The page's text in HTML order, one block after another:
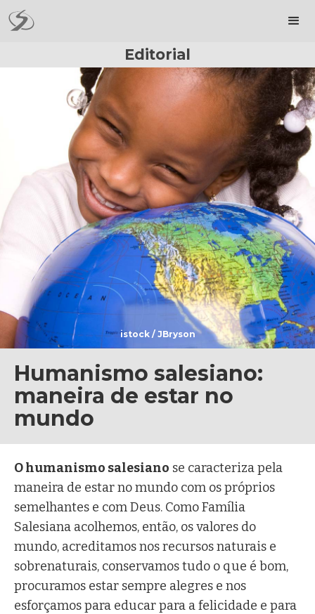
Editorial
istock / JBryson
Humanismo salesiano:
maneira de estar no
mundo
O humanismo salesiano se caracteriza pela
maneira de estar no mundo com os próprios
semelhantes e com Deus. Como Família
Salesiana acolhemos, então, os valores do
mundo, acreditamos nos recursos naturais e
sobrenaturais, conservamos tudo o que é bom,
procuramos estar sempre alegres e nos
esforçamos para educar para a felicidade e para